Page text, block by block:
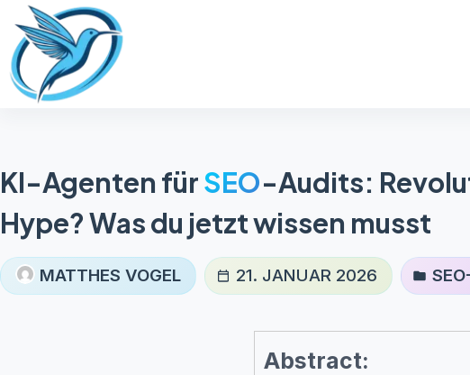
Zum
Inhalt
springen
KI-Agenten fürSEO-Audits:
Hype? Was du jetzt wissen musst
MATTHES VOGEL 21. JANUAR 2026
Abstract: